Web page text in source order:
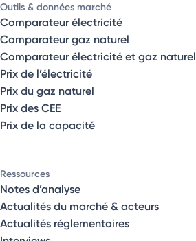
Outils & données marché
Comparateur électricité
Comparateur gaz naturel
Comparateur électricité et gaz naturel
Prix de l’électricité
Prix du gaz naturel
Prix des CEE
Prix de la capacité
Ressources
Notes d’analyse
Actualités du marché & acteurs
Actualités réglementaires